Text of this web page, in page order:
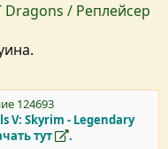
/ Реплейсер
124693
V: Skyrim - Legendary
тут .